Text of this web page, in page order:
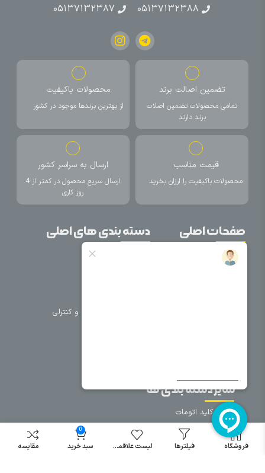
۰۵۱۳۷۱۳۲۳۸۸
۰۵۱۳۷۱۳۲۳۸۷
تضمین اصالت برند
تمامی محصولات تضمین اصلات
برند دارند
محصولات باکیفیت
از بهترین برندها موجود در کشور
قیمت مناسب
محصولات باکیفیت را ارزان بخرید
ارسال به سراسر کشور
ارسال سریع محصول در کمتر از 4
روز کاری
صفحات اصلی
خانه
دسته بندی های اصلی
تجهیزات حفاظتی و کنترلی
سایر دسته بندی ها
خرید کلید اتومات
خرید کنتاکتور
خرید فیوز
فروشگاه فیلترها لیست علاقمندی
0
سبد خرید مقایسه